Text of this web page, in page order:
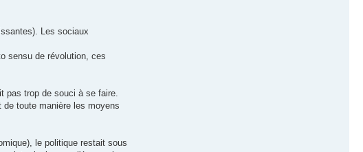
Les sociaux
sensu de révolution, ces
pas trop de souci à se faire.
toute manière les moyens
le politique restait sous